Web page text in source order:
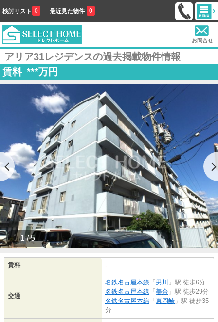
検討リスト 0 最近見た物件 0
お問合せ
アリア31レジデンスの過去掲載物件情報
賃料 ***万円
1 / 5
賃料 -
交通
名鉄名古屋本線 「 男川 」駅 徒歩6分
名鉄名古屋本線 「 美合 」駅 徒歩29分
名鉄名古屋本線 「 東岡崎 」駅 徒歩35
分